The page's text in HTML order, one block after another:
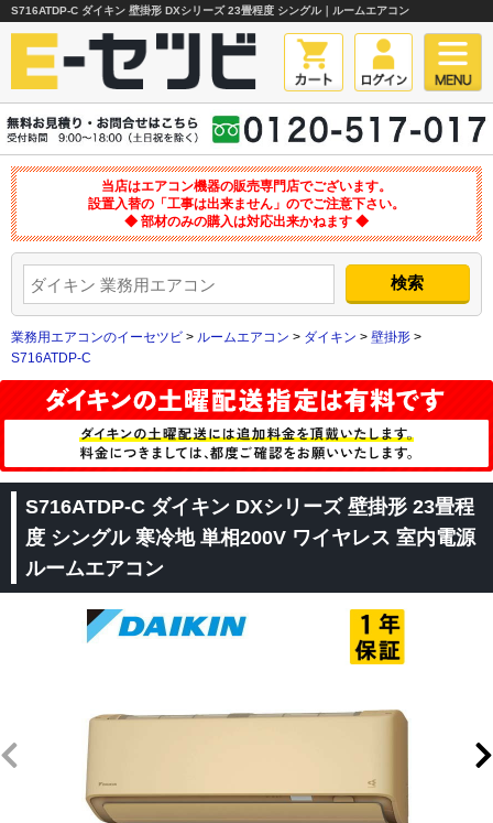
S716ATDP-C ダイキン 壁掛形 DXシリーズ 23畳程度 シングル｜ルームエアコン
当店はエアコン機器の販売専門店でございます。
設置入替の「工事は出来ません」のでご注意下さい。
◆ 部材のみの購入は対応出来かねます ◆
業務用エアコンのイーセツビ > ルームエアコン > ダイキン > 壁掛形 >
S716ATDP-C
S716ATDP-C ダイキン DXシリーズ 壁掛形 23畳程
度 シングル 寒冷地 単相200V ワイヤレス 室内電源
ルームエアコン